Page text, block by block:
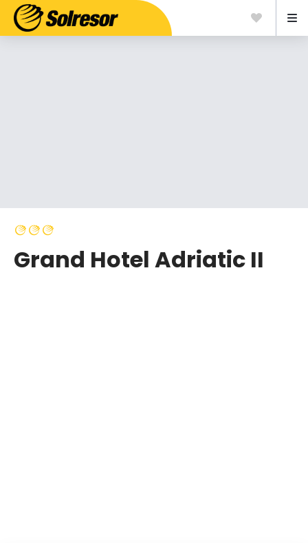
Grand Hotel Adriatic II